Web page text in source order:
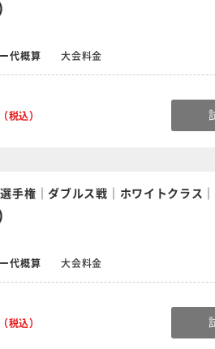
代概算 大会料金
（税込）
手権｜ダブルス戦｜ホワイトクラス
代概算 大会料金
（税込）